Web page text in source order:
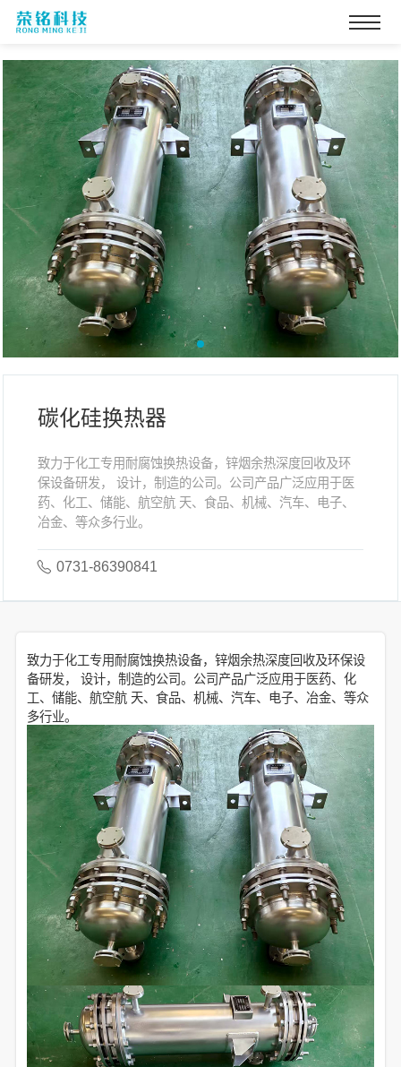
碳化硅换热器
致力于化工专用耐腐蚀换热设备，锌烟余热深度回收及环
保设备研发， 设计，制造的公司。公司产品广泛应用于医
药、化工、储能、航空航 天、食品、机械、汽车、电子、
冶金、等众多行业。
0731-86390841
致力于化工专用耐腐蚀换热设备，锌烟余热深度回收及环保设
备研发， 设计，制造的公司。公司产品广泛应用于医药、化
工、储能、航空航 天、食品、机械、汽车、电子、冶金、等众
多行业。